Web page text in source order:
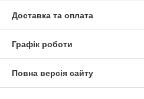
Доставка та оплата
Графік роботи
Повна версія сайту